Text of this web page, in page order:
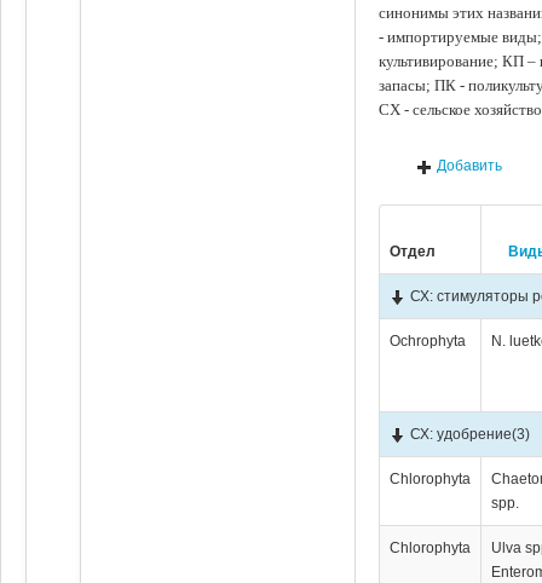
синонимы этих
- импортируемые
культивирование; КП
запасы; ПК -
СХ - сельское
Добавить
Отдел
СХ: стимуляторы
Ochrophyta N.
СХ: удобрение(3)
Chlorophyta
spp.
Chlorophyta
Ulva